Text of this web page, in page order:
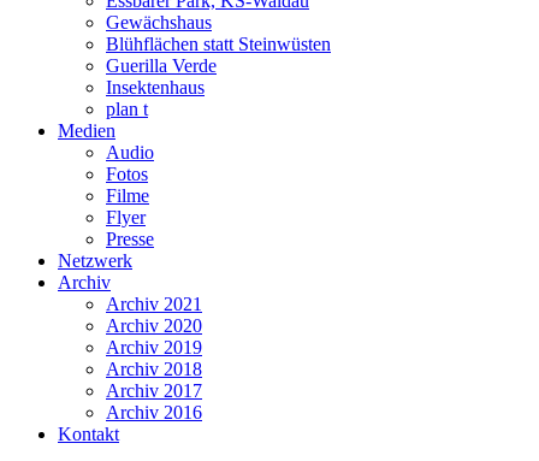
Gewächshaus
Blühflächen statt Steinwüsten
Guerilla Verde
Insektenhaus
plan t
Medien
Audio
Fotos
Filme
Flyer
Presse
Netzwerk
Archiv
Archiv 2021
Archiv 2020
Archiv 2019
Archiv 2018
Archiv 2017
Archiv 2016
Kontakt